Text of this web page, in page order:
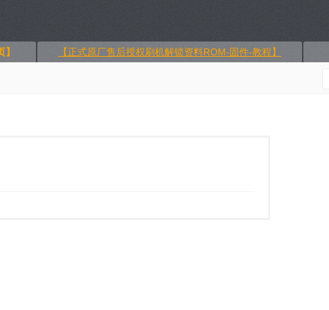
【正式原厂售后授权刷机解锁资料ROM-固件-教程】
】